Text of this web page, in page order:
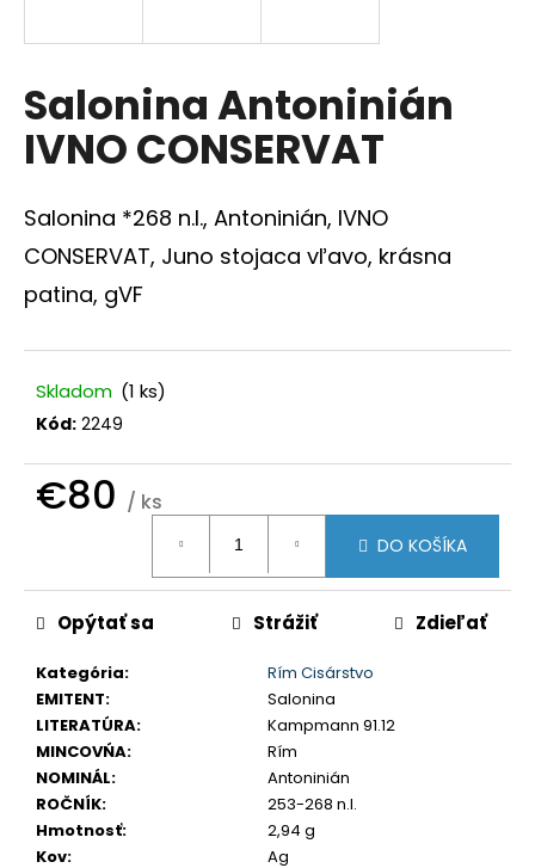
Salonina Antoninián
IVNO CONSERVAT
Salonina *268 n.l., Antoninián, IVNO
CONSERVAT, Juno stojaca vľavo, krásna
patina, gVF
Skladom (1 ks)
Kód: 2249
€80 / ks
DO KOŠÍKA
Kategória:
Rím Cisárstvo
EMITENT:
Salonina
LITERATÚRA:
Kampmann 91.12
MINCOVŃA:
Rím
NOMINÁL:
Antoninián
ROČNÍK:
253-268 n.l.
Hmotnosť:
2,94 g
Kov:
Ag
Opýtať sa Strážiť Zdieľať
s
ť
?
O
d
o
m
e
SLOVENSKO
20
EURO
2002
SÉRIA
€70